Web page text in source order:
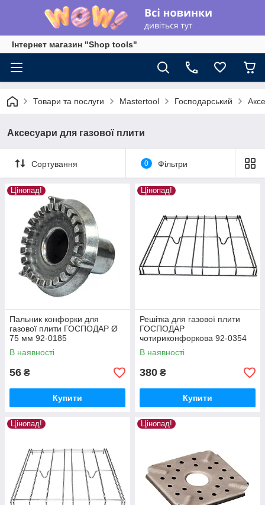
Інтернет магазин "Shop tools"
Товари та послуги Mastertool Господарський
Аксесуари для газової плити
Сортування 0 Фільтри
Цінопад!
Пальник конфорки для
газової плити ГОСПОДАР Ø
75 мм 92-0185
В наявності
56 ₴
Купити
Цінопад!
Решітка для газової плити
ГОСПОДАР
чотириконфоркова 92-0354
В наявності
380 ₴
Купити
Цінопад! Цінопад!